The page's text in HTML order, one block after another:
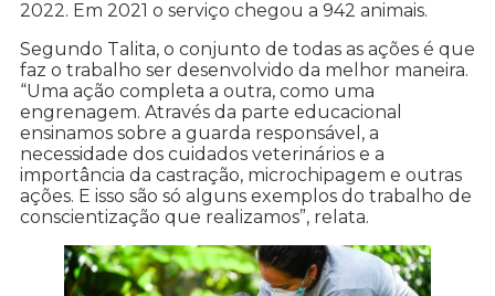
2022. Em 2021 o serviço chegou a 942 animais.
Segundo Talita, o conjunto de todas as ações é que
faz o trabalho ser desenvolvido da melhor maneira.
“Uma ação completa a outra, como uma
engrenagem. Através da parte educacional
ensinamos sobre a guarda responsável, a
necessidade dos cuidados veterinários e a
importância da castração, microchipagem e outras
ações. E isso são só alguns exemplos do trabalho de
conscientização que realizamos”, relata.